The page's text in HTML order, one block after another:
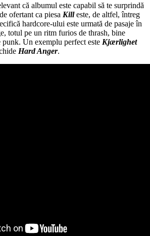
că albumul este capabil să te surprindă
ofertant ca piesa Killeste, de altfel, întreg
hardcore-ului este urmată de pasaje în
totul pe un ritm furios de thrash, bine
punk. Un exemplu perfect este Kjærlighet
Hard Anger.